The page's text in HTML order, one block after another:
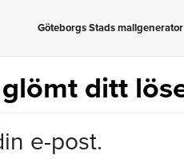
Göteborgs Stads mallgenerator
ditt
e-post.